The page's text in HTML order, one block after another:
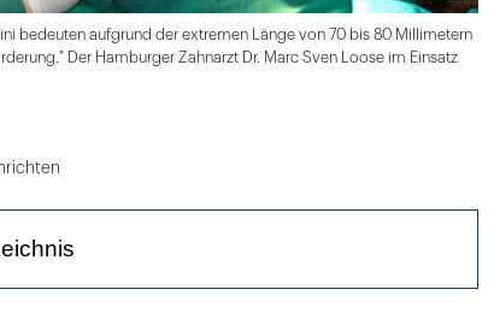
Lightbox
öffnen
bedeuten aufgrund der extremen Länge von 70 bis 80 Millimetern
Der Hamburger Zahnarzt Dr. Marc Sven Loose im Einsatz